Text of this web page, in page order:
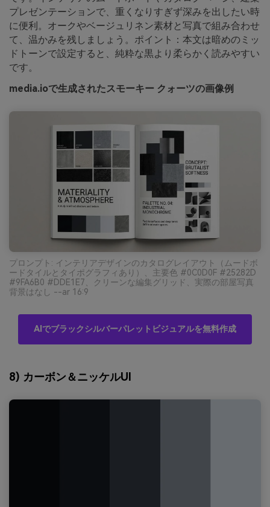
プレゼンテーションで、重くなりすぎず深みを出したい時
に便利。オークやベージュリネン素材と写真で組み合わせ
て、温かみを残しましょう。ポイント：本文は暗めのミッ
ドトーンで設定すると、純粋な黒より柔らかく読みやすい
です。
media.ioで生成されたスモーキー クォーツの画像例
プロンプト: インテリアデザインのカタログレイアウト（ムードボ
ードタイルとタイポグラフィあり）、主要色 #0C0D0F #25282D
#9FA6B0 #DDE1E7、クリーンな編集グリッド、実際の部屋写真
背景はなし --ar 16:9
AIでブラックシルバーパレットビジュアルを無料作成
8) カーボン＆ニッケルUI